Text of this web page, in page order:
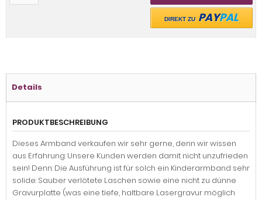
DIREKT ZU PAYPAL
Details
PRODUKTBESCHREIBUNG
Dieses Armband verkaufen wir sehr gerne, denn wir wissen
aus Erfahrung: Unsere Kunden werden damit nicht unzufrieden
sein! Denn: Die Ausführung ist für solch ein Kinderarmband sehr
solide: Sauber verlötete Laschen sowie eine nicht zu dünne
Gravurplatte (was eine tiefe, haltbare Lasergravur möglich